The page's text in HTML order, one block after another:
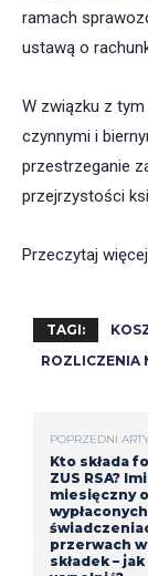
ramach
ustawą o
W związku z
czynnymi i
przestrzeganie
przejrzystości
Przeczytaj
TAGI:
ROZLICZENIA
POPRZEDNI
Kto składa
ZUS RSA?
miesięczny o
wypłaconych
przerwach w
składek –